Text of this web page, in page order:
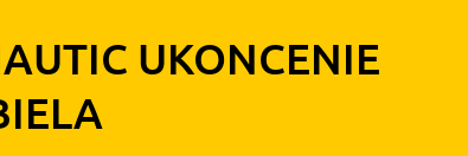
UKONCENIE